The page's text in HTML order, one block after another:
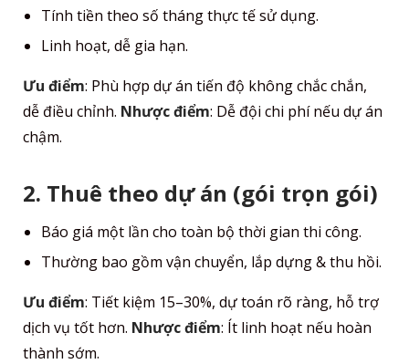
Tính tiền theo số tháng thực tế sử dụng.
Linh hoạt, dễ gia hạn.
Ưu điểm: Phù hợp dự án tiến độ không chắc chắn,
dễ điều chỉnh. Nhược điểm: Dễ đội chi phí nếu dự án
chậm.
2. Thuê theo dự án (gói trọn gói)
Báo giá một lần cho toàn bộ thời gian thi công.
Thường bao gồm vận chuyển, lắp dựng & thu hồi.
Ưu điểm: Tiết kiệm 15–30%, dự toán rõ ràng, hỗ trợ
dịch vụ tốt hơn. Nhược điểm: Ít linh hoạt nếu hoàn
thành sớm.